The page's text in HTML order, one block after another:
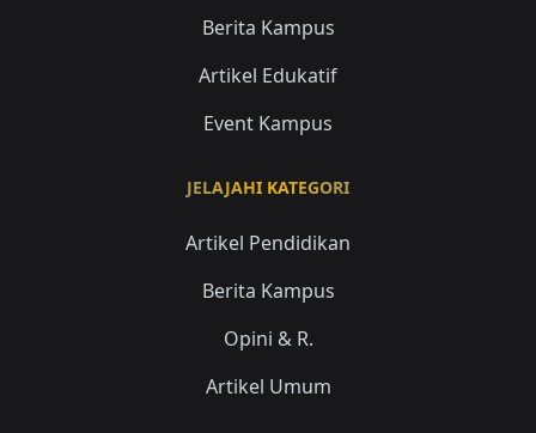
Berita Kampus
Artikel Edukatif
Event Kampus
JELAJAHI KATEGORI
Artikel Pendidikan
Berita Kampus
Opini & R.
Artikel Umum